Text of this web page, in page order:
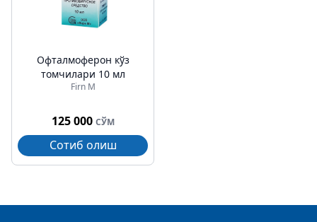
Офталмоферон кўз
томчилари 10 мл
Firn M
125 000 СЎМ
Сотиб олиш